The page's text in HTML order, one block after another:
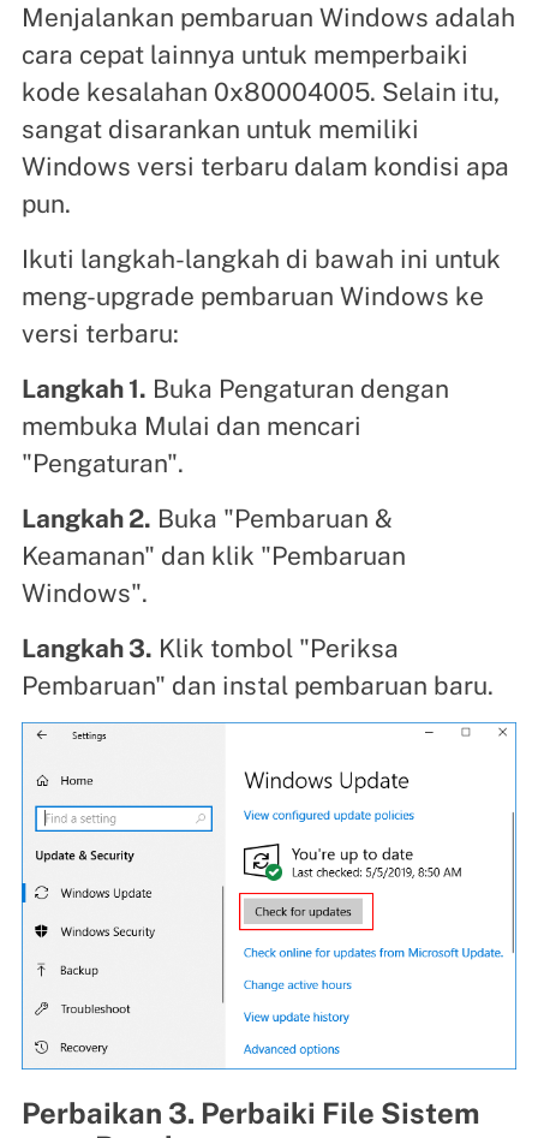
Menjalankan pembaruan Windows adalah
cara cepat lainnya untuk memperbaiki
kode kesalahan 0x80004005. Selain itu,
sangat disarankan untuk memiliki
Windows versi terbaru dalam kondisi apa
pun.
Ikuti langkah-langkah di bawah ini untuk
meng-upgrade pembaruan Windows ke
versi terbaru:
Langkah 1. Buka Pengaturan dengan
membuka Mulai dan mencari
"Pengaturan".
Langkah 2. Buka "Pembaruan &
Keamanan" dan klik "Pembaruan
Windows".
Langkah 3. Klik tombol "Periksa
Pembaruan" dan instal pembaruan baru.
Perbaikan 3. Perbaiki File Sistem